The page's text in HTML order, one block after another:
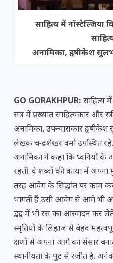
साहित्य में नॉस्टेल्जिया
अनामिका, हृषीकेश
GO GORAKHPUR: साहित्य
सत्र में प्रख्यात साहित्यकार और
अनामिका, उपन्यासकार
लेखक चन्द्रशेखर वर्मा उपस्थित
अनामिका ने कहा कि ध्वनियों
रहतीं. वे शब्दों की काया में
तरह आवेग के सिद्धांत पर काम
भागतीं हैं उसी आवेग से आगे भी
द्वंद्व में भी रस का आस्वादन कर
स्मृतियों के लिहाज से बेहद
क्षणों से अपना आगे का संसार
स्थानीयता के पुट से रंजीत है.